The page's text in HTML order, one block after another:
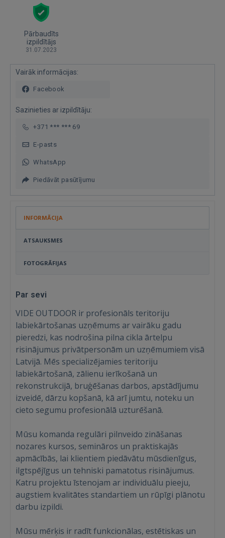
Pārbaudīts
izpildītājs
31.07.2023
Vairāk informācijas:
Facebook
Sazinieties ar izpildītāju:
+371 *** *** 69
E-pasts
WhatsApp
Piedāvāt pasūtījumu
INFORMĀCIJA
ATSAUKSMES
FOTOGRĀFIJAS
Par sevi
VIDE OUTDOOR ir profesionāls teritoriju
labiekārtošanas uzņēmums ar vairāku gadu
pieredzi, kas nodrošina pilna cikla ārtelpu
risinājumus privātpersonām un uzņēmumiem visā
Latvijā. Mēs specializējamies teritoriju
labiekārtošanā, zālienu ierīkošanā un
rekonstrukcijā, bruģēšanas darbos, apstādījumu
izveidē, dārzu kopšanā, kā arī jumtu, noteku un
cieto segumu profesionālā uzturēšanā.
Mūsu komanda regulāri pilnveido zināšanas
nozares kursos, semināros un praktiskajās
apmācībās, lai klientiem piedāvātu mūsdienīgus,
ilgtspējīgus un tehniski pamatotus risinājumus.
Katru projektu īstenojam ar individuālu pieeju,
augstiem kvalitātes standartiem un rūpīgi plānotu
darbu izpildi.
Mūsu mērķis ir radīt funkcionālas, estētiskas un